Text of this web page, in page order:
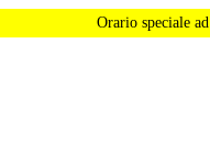
Orario speciale ad